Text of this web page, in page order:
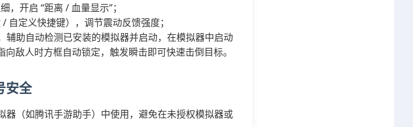
，开启 “距离 / 血量显示”；
自定义快捷键），调节震动反馈强度；
辅助自动检测已安装的模拟器并启动，在模拟器中启动
敌人时方框自动锁定，触发瞬击即可快速击倒目标。
安全
器（如腾讯手游助手）中使用，避免在未授权模拟器或